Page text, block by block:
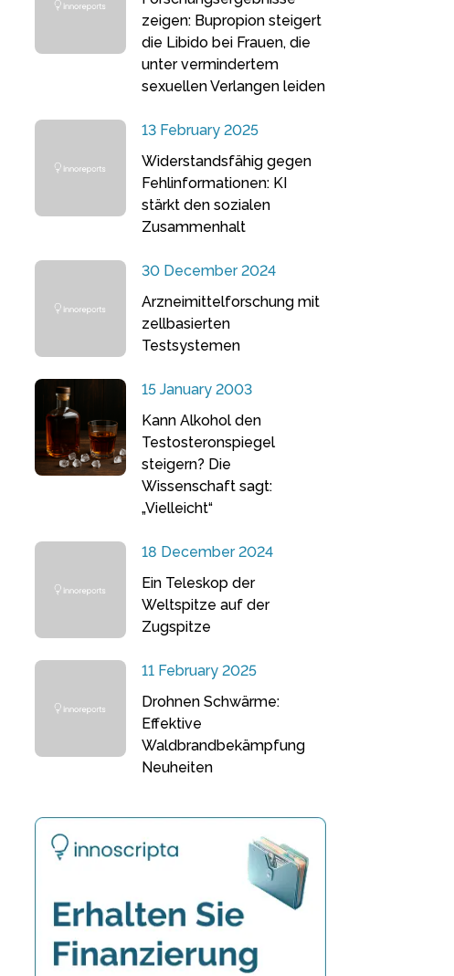
zeigen: Bupropion steigert
die Libido bei Frauen, die
unter vermindertem
sexuellen Verlangen leiden
13 February 2025
Widerstandsfähig gegen
Fehlinformationen: KI
stärkt den sozialen
Zusammenhalt
30 December 2024
Arzneimittelforschung mit
zellbasierten
Testsystemen
15 January 2003
Kann Alkohol den
Testosteronspiegel
steigern? Die
Wissenschaft sagt:
„Vielleicht“
18 December 2024
Ein Teleskop der
Weltspitze auf der
Zugspitze
11 February 2025
Drohnen Schwärme:
Effektive
Waldbrandbekämpfung
Neuheiten